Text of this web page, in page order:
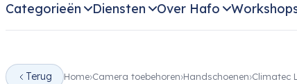
Categorieën Diensten Over Hafo
Terug Home Camera toebehoren Handschoenen Climatec